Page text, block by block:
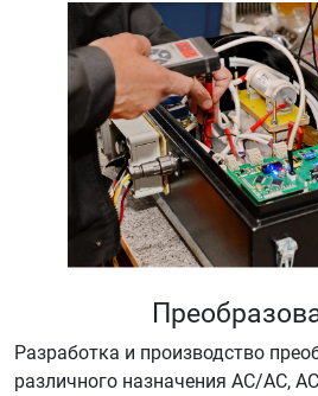
Разработка и производство
различного назначения AC/AC,